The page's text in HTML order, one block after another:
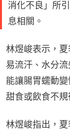
消化不良」所
息相關。
林煜峻表示，
易流汗、水分
能讓腸胃蠕動
甜食或飲食不
林煜峻指出，